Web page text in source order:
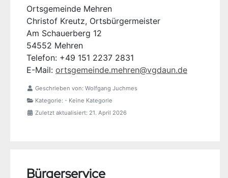
Ortsgemeinde Mehren
Christof Kreutz, Ortsbürgermeister
Am Schauerberg 12
54552 Mehren
Telefon: +49 151 2237 2831
E-Mail: ortsgemeinde.mehren@vgdaun.de
Geschrieben von: Wolfgang Juchmes
Kategorie: - Keine Kategorie
Zuletzt aktualisiert: 21. April 2026
Bürgerservice